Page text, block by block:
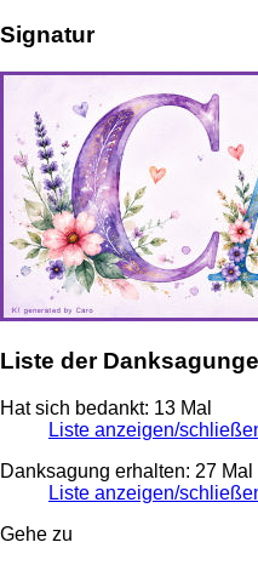
Signatur
Liste der
Hat sich bedankt: 13 Mal
Liste anzeigen/
Danksagung erhalten: 27 Mal
Liste anzeigen/
Gehe zu